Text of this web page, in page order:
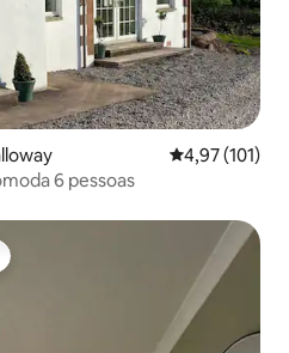
4,97 de uma
4,97 (101)
6 pessoas
dos hóspedes